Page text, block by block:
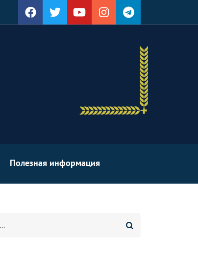
Полезная информация